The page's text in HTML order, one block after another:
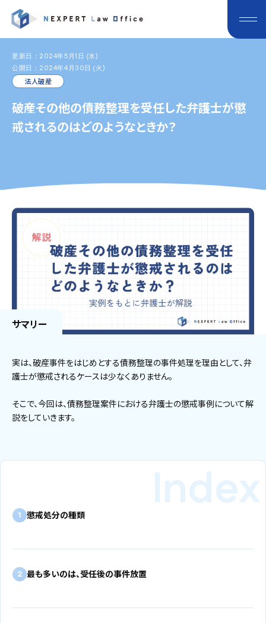
更新日：2024年5月1日 (水)
公開日：2024年4月30日 (火)
法人破産
破産その他の債務整理を受任した弁護士が懲
戒されるのはどのようなときか？
サマリー
実は、破産事件をはじめとする債務整理の事件処理を理由として、弁
護士が懲戒されるケースは少なくありません。
そこで、今回は、債務整理案件における弁護士の懲戒事例について解
説をしていきます。
1 懲戒処分の種類
2 最も多いのは、受任後の事件放置